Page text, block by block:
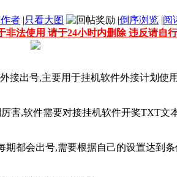
者 |只看大图 |倒序浏览 |阅
非法使用 请于24小时内删除 违反请自
接出号,主要用于挂机软件外接计划使用
害,软件需要对接挂机软件开奖TXT文
期都会出号,需要根据自己的设置达到